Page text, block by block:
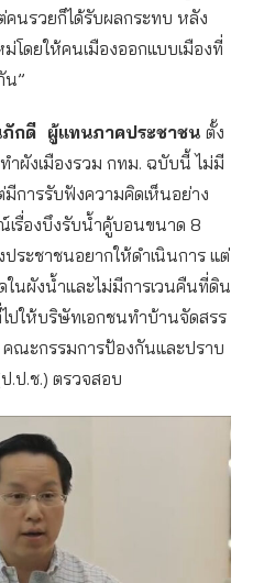
คนรวยก็ได้รับผลกระทบ หลัง
โดยให้คนเมืองออกแบบเมืองที่
น”
กดี ผู้แทนภาคประชาชน ตั้ง
ำผังเมืองรวม กทม. ฉบับนี้ ไม่มี
การรับฟังความคิดเห็นอย่าง
เรื่องบึงรับน้ำคู้บอนขนาด 8
ระชาชนอยากให้ดำเนินการ แต่
นผังน้ำและไม่มีการเวนคืนที่ดิน
ปให้บริษัทเอกชนทำบ้านจัดสรร
คณะกรรมการป้องกันและปราบ
.ป.ช.) ตรวจสอบ